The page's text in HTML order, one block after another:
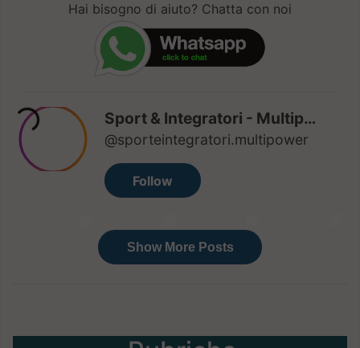
Hai bisogno di aiuto? Chatta con noi